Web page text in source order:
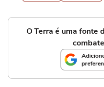
O Terra é uma fonte